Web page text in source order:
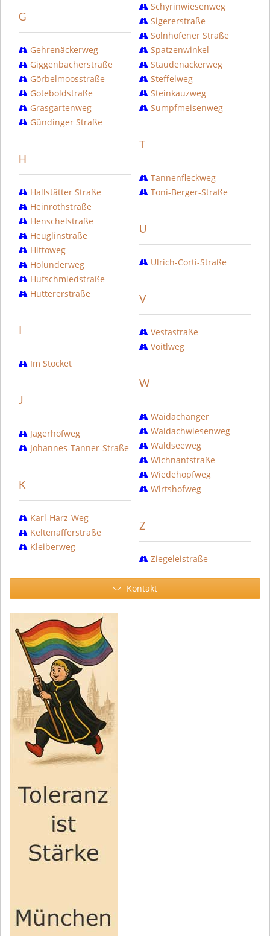
G
Gehrenäckerweg
Giggenbacherstraße
Görbelmoosstraße
Goteboldstraße
Grasgartenweg
Gündinger Straße
H
Hallstätter Straße
Heinrothstraße
Henschelstraße
Heuglinstraße
Hittoweg
Holunderweg
Hufschmiedstraße
Huttererstraße
I
Im Stocket
J
Jägerhofweg
Johannes-Tanner-Straße
K
Karl-Harz-Weg
Keltenafferstraße
Kleiberweg
Schyrinwiesenweg
Sigererstraße
Solnhofener Straße
Spatzenwinkel
Staudenäckerweg
Steffelweg
Steinkauzweg
Sumpfmeisenweg
T
Tannenfleckweg
Toni-Berger-Straße
U
Ulrich-Corti-Straße
V
Vestastraße
Voitlweg
W
Waidachanger
Waidachwiesenweg
Waldseeweg
Wichnantstraße
Wiedehopfweg
Wirtshofweg
Z
Ziegeleistraße
Kontakt